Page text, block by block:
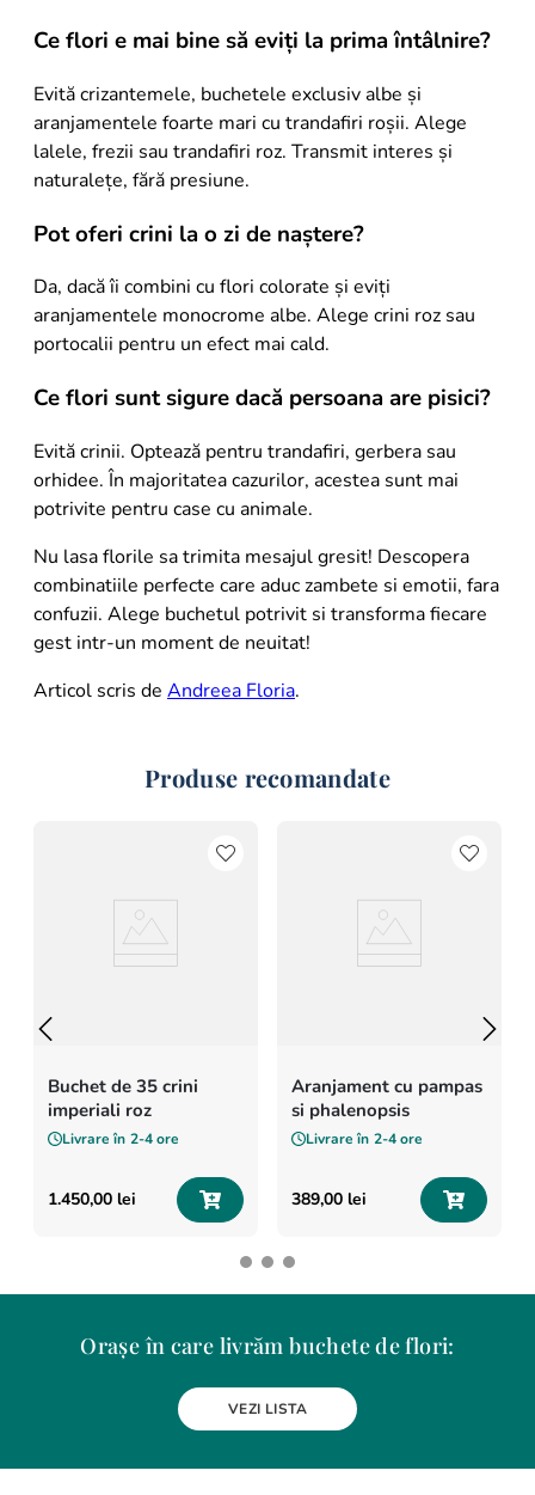
Ce flori e mai bine să eviți la prima întâlnire?
Evită crizantemele, buchetele exclusiv albe și
aranjamentele foarte mari cu trandafiri roșii. Alege
lalele, frezii sau trandafiri roz. Transmit interes și
naturalețe, fără presiune.
Pot oferi crini la o zi de naștere?
Da, dacă îi combini cu flori colorate și eviți
aranjamentele monocrome albe. Alege crini roz sau
portocalii pentru un efect mai cald.
Ce flori sunt sigure dacă persoana are pisici?
Evită crinii. Optează pentru trandafiri, gerbera sau
orhidee. În majoritatea cazurilor, acestea sunt mai
potrivite pentru case cu animale.
Nu lasa florile sa trimita mesajul gresit! Descopera
combinatiile perfecte care aduc zambete si emotii, fara
confuzii. Alege buchetul potrivit si transforma fiecare
gest intr-un moment de neuitat!
Articol scris de Andreea Floria.
Produse recomandate
Buchet de 35 crini
imperiali roz
Livrare în 2-4 ore
1.450,00 lei
Aranjament cu pampas
si phalenopsis
Livrare în 2-4 ore
389,00 lei
Orașe în care livrăm buchete de flori:
VEZI LISTA
Bacau Baia Mare
Bragadiru Braila Brasov